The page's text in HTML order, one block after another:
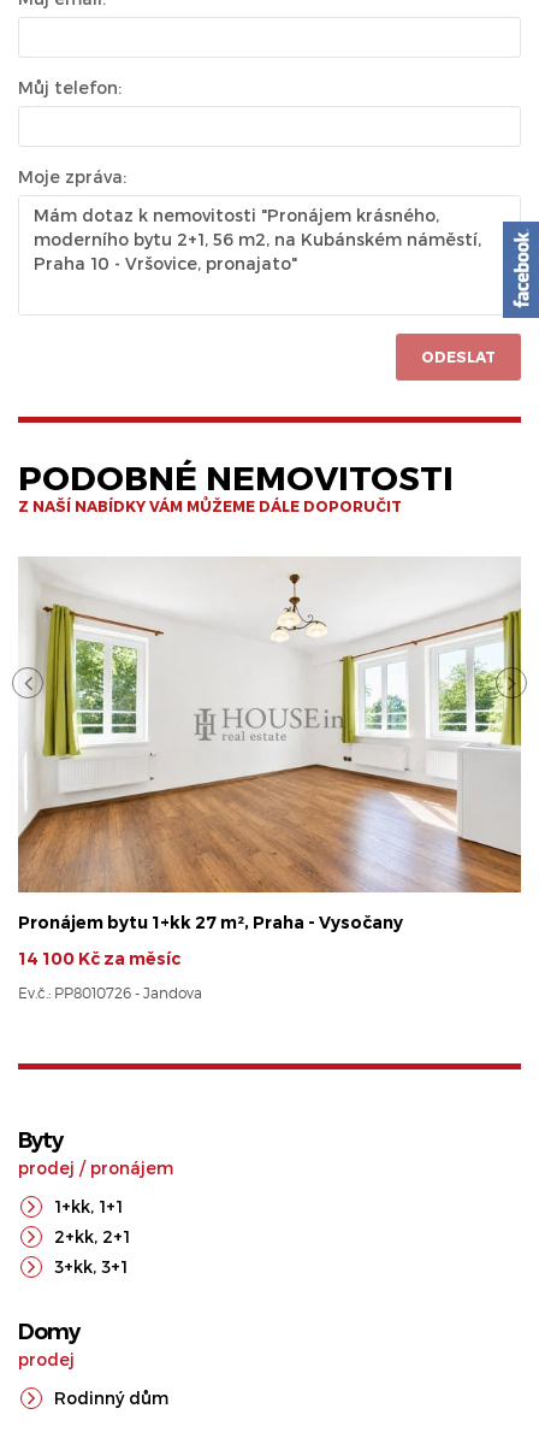
Můj telefon:
Moje zpráva:
ODESLAT
PODOBNÉ NEMOVITOSTI
Z NAŠÍ NABÍDKY VÁM MŮŽEME DÁLE DOPORUČIT
Pronájem bytu 1+kk 27 m², Praha - Vysočany
14 100 Kč za měsíc
Ev.č.: PP8010726 - Jandova
Byty
prodej / pronájem
1+kk, 1+1
2+kk, 2+1
3+kk, 3+1
Domy
prodej
Rodinný dům